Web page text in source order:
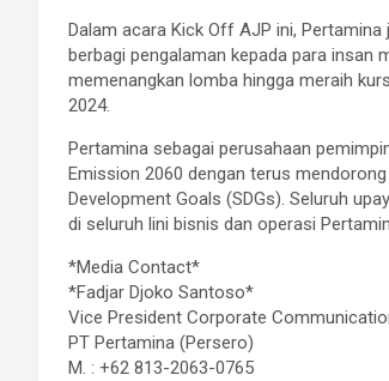
Dalam acara Kick Off AJP ini,
berbagi pengalaman kepada para insan
memenangkan lomba hingga meraih
2024.
Pertamina sebagai perusahaan
Emission 2060 dengan terus
Development Goals (SDGs). Seluruh
di seluruh lini bisnis dan operasi
*Media Contact*
*Fadjar Djoko Santoso*
Vice President Corporate
PT Pertamina (Persero)
M. : +62 813-2063-0765